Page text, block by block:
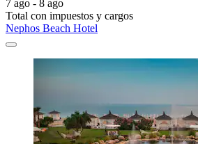
7 ago - 8 ago
Total con impuestos y cargos
Nephos Beach Hotel